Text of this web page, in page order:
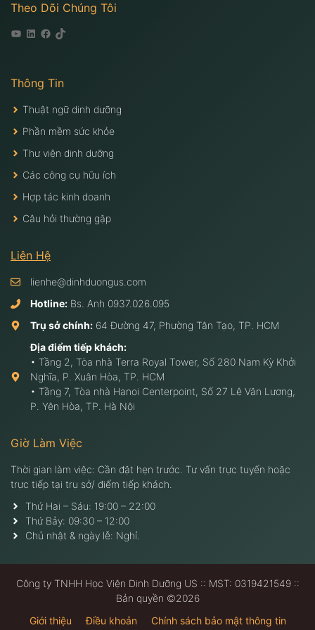
Theo Dõi Chúng Tôi
Youtube
Linkedin
Facebook
Tiktok
Thông Tin
Thuật ngữ dinh dưỡng
Phần mềm sức khỏe
Thư viện dinh dưỡng
Các công cụ hữu ích
Hợp tác kinh doanh
Câu hỏi thường gặp
Liên Hệ
lienhe@dinhduongus.com
Hotline: Bs. Anh 0937.026.095
Trụ sở chính: 64 Đường 47, Phường Tân Tạo, TP. HCM
Địa điểm tiếp khách:
• Tầng 2, Tòa nhà Terra Royal Tower, Số 280 Nam Kỳ Khởi
Nghĩa, P. Xuân Hòa, TP. HCM
• Tầng 7, Tòa nhà Hanoi Centerpoint, Số 27 Lê Văn Lương,
P. Yên Hòa, TP. Hà Nội
Giờ Làm Việc
Thời gian làm việc: Cần đặt hẹn trước. Tư vấn trực tuyến hoặc
trực tiếp tại trụ sở/ điểm tiếp khách.
Thứ Hai – Sáu: 19:00 – 22:00
Thứ Bảy: 09:30 – 12:00
Chủ nhật & ngày lễ: Nghỉ.
Công ty TNHH Học Viện Dinh Dưỡng US :: MST: 0319421549 ::
Bản quyền ©2026
Giới thiệu
Điều khoản
Chính sách bảo mật thông tin